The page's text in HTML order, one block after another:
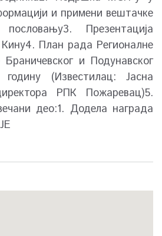
и примени вештачке
Презентација
План рада Регионалне
и Подунавског
(Известилац: Јасна
РПК Пожаревац)5.
део:1. Додела награда